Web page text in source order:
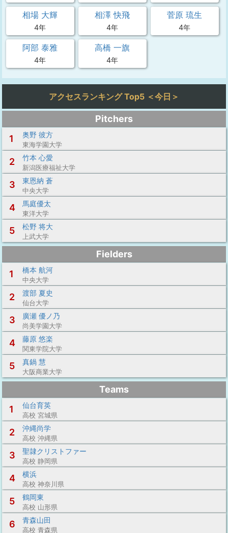
相場 大輝
4年
相澤 快飛
4年
菅原 琉生
4年
阿部 泰雅
4年
高橋 一旗
4年
アクセスランキング Top5 ＜今日＞
Pitchers
1
奥野 彼方
東海学園大学
2 竹本 心愛
新潟医療福祉大学
3 東恩納 蒼
中央大学
4 馬庭優太
東洋大学
5 松野 将大
上武大学
Fielders
1
橋本 航河
中央大学
2 渡部 夏史
仙台大学
3 廣瀬 優ノ乃
尚美学園大学
4 藤原 悠楽
関東学院大学
5 真鍋 慧
大阪商業大学
Teams
1
仙台育英
高校 宮城県
2 沖縄尚学
高校 沖縄県
3 聖隷クリストファー
高校 静岡県
4 横浜
高校 神奈川県
5 鶴岡東
高校 山形県
6 青森山田
高校 青森県